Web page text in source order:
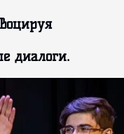
диалоги.